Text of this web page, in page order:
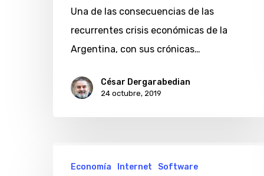
atrasoUna de las consecuencias de las
recurrentes crisis económicas de la
Argentina, con sus crónicas…
César Dergarabedian
24 octubre, 2019
vaticinaEconomía Internet Software